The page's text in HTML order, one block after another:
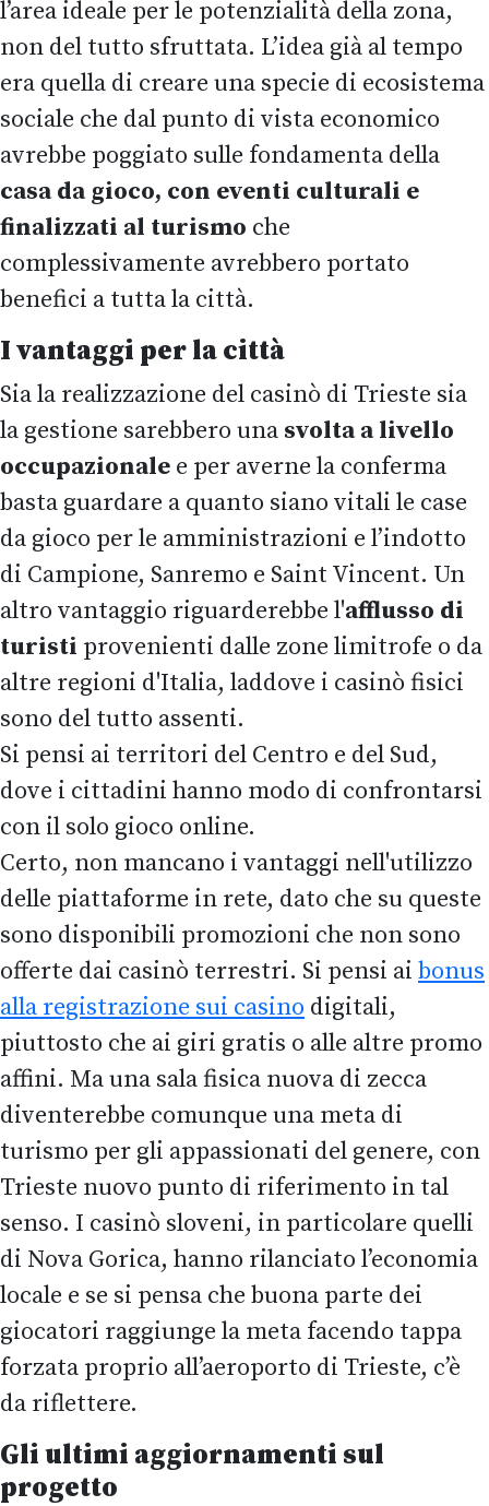
l’area ideale per le potenzialità della zona,
non del tutto sfruttata. L’idea già al tempo
era quella di creare una specie di ecosistema
sociale che dal punto di vista economico
avrebbe poggiato sulle fondamenta della
casa da gioco, con eventi culturali e
finalizzati al turismo che
complessivamente avrebbero portato
benefici a tutta la città.
I vantaggi per la città
Sia la realizzazione del casinò di Trieste sia
la gestione sarebbero una svolta a livello
occupazionale e per averne la conferma
basta guardare a quanto siano vitali le case
da gioco per le amministrazioni e l’indotto
di Campione, Sanremo e Saint Vincent. Un
altro vantaggio riguarderebbe l'afflusso di
turisti provenienti dalle zone limitrofe o da
altre regioni d'Italia, laddove i casinò fisici
sono del tutto assenti.
Si pensi ai territori del Centro e del Sud,
dove i cittadini hanno modo di confrontarsi
con il solo gioco online.
Certo, non mancano i vantaggi nell'utilizzo
delle piattaforme in rete, dato che su queste
sono disponibili promozioni che non sono
offerte dai casinò terrestri. Si pensi ai bonus
alla registrazione sui casino digitali,
piuttosto che ai giri gratis o alle altre promo
affini. Ma una sala fisica nuova di zecca
diventerebbe comunque una meta di
turismo per gli appassionati del genere, con
Trieste nuovo punto di riferimento in tal
senso. I casinò sloveni, in particolare quelli
di Nova Gorica, hanno rilanciato l’economia
locale e se si pensa che buona parte dei
giocatori raggiunge la meta facendo tappa
forzata proprio all’aeroporto di Trieste, c’è
da riflettere.
Gli ultimi aggiornamenti sul
progetto